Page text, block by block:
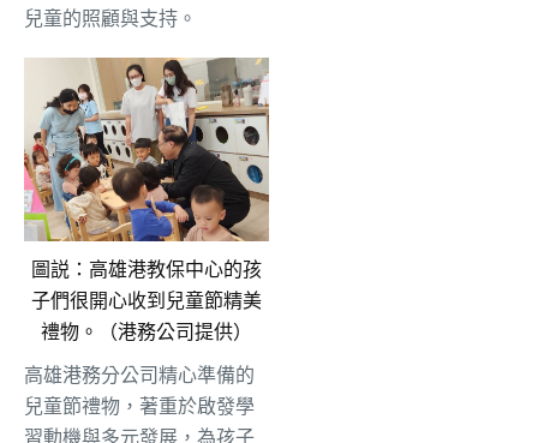
兒童的照顧與支持。
圖説：高雄港教保中心的孩
子們很開心收到兒童節精美
禮物。（港務公司提供）
高雄港務分公司精心準備的
兒童節禮物，著重於啟發學
習動機與多元發展，為孩子